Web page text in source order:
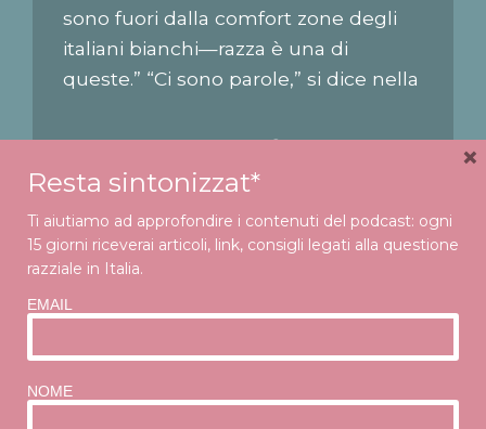
sono fuori dalla comfort zone degli
italiani bianchi—razza è una di
queste.” “Ci sono parole,” si dice nella
uscita il 12 febbraio], “che sono fuori
dalla comfort zone degli italiani
come se facesse paura a molti, e in
fondo è anche per questo che è stata
Handpicked links
Resta sintonizzat*
Ti aiutiamo ad approfondire i contenuti del podcast: ogni
15 giorni riceverai articoli, link, consigli legati alla questione
razziale in Italia.
EMAIL
NOME
×